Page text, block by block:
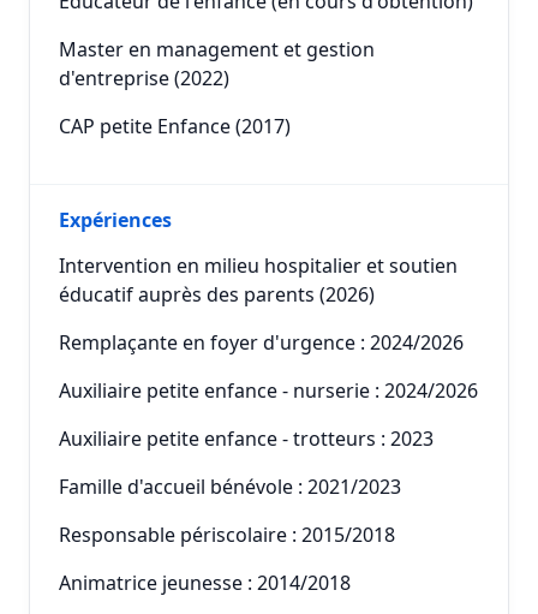
Master en management et gestion
d'entreprise (2022)
CAP petite Enfance (2017)
Expériences
Intervention en milieu hospitalier et soutien
éducatif auprès des parents (2026)
Remplaçante en foyer d'urgence : 2024/2026
Auxiliaire petite enfance - nurserie : 2024/2026
Auxiliaire petite enfance - trotteurs : 2023
Famille d'accueil bénévole : 2021/2023
Responsable périscolaire : 2015/2018
Animatrice jeunesse : 2014/2018